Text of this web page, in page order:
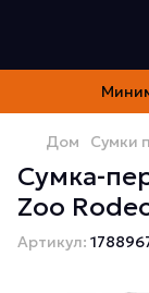
Дом Сумки
Сумка-
Zoo
Артикул: